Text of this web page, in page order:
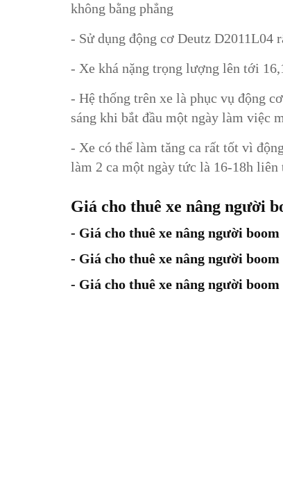
không bằng phẳng
- Sử dụng động cơ Deutz D2011L04
- Xe khá nặng trọng lượng lên tới
- Hệ thống trên xe là phục vụ động
sáng khi bắt đầu một ngày làm việc
- Xe có thể làm tăng ca rất tốt vì
làm 2 ca một ngày tức là 16-18h liên
Giá cho thuê xe nâng người
- Giá cho thuê xe nâng người
- Giá cho thuê xe nâng người
- Giá cho thuê xe nâng người